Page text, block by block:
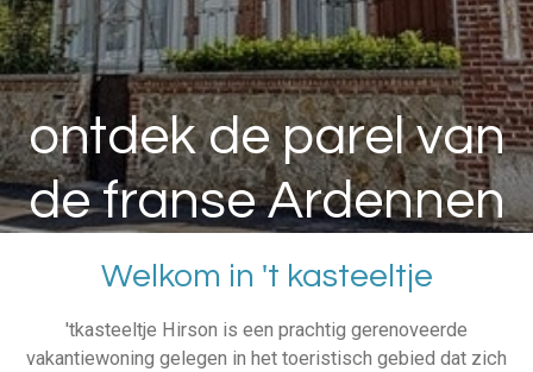
ontdek de parel van
de franse Ardennen
Welkom in 't kasteeltje
'tkasteeltje Hirson is een prachtig gerenoveerde
vakantiewoning gelegen in het toeristisch gebied dat zich